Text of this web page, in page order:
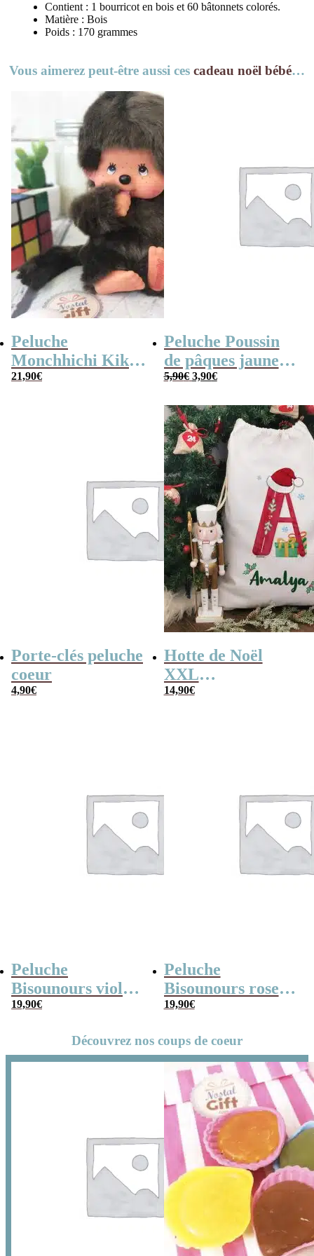
Contient : 1 bourricot en bois et 60 bâtonnets colorés.
Matière : Bois
Poids : 170 grammes
Vous aimerez peut-être aussi ces cadeau noël bébé…
Peluche
Monchhichi Kiki
l’original (20 cm)
21,90€
Peluche Poussin
de pâques jaune
(14cm)
5,90€ Le
prix
5,90€.
3,90€Le
prix
3,90€.
Porte-clés peluche
coeur
4,90€
Hotte de Noël
XXL
personnalisée –
14,90€
Peluche
Bisounours violet
(21cm) –
Version 2019
19,90€
Peluche
Bisounours rose
(21cm) – Toucâlin
19,90€
Découvrez nos coups de coeur